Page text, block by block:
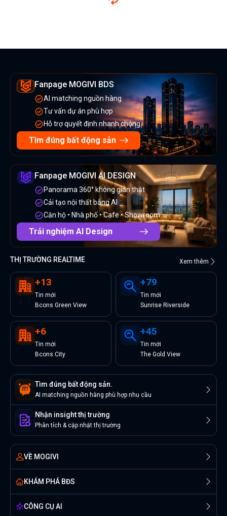
Fanpage MOGIVI BDS
AI matching nguồn hàng
Tư vấn dự án phù hợp
Hỗ trợ quyết định nhanh chóng
Tìm đúng bất động sản
Fanpage MOGIVI AI DESIGN
Panorama 360° không gian thật
Cải tạo nội thất bằng AI
Căn hộ • Nhà phố • Cafe • Showroom
Trải nghiệm AI Design
THỊ TRƯỜNG REALTIME Xem thêm
+13
Tin mới
Bcons Green View
+79
Tin mới
Sunrise Riverside
+6
Tin mới
Bcons City
+45
Tin mới
The Gold View
Tìm đúng bất động sản.
AI matching nguồn hàng phù hợp nhu cầu
Nhận insight thị trường
Phân tích & cập nhật thị trường
VỀ MOGIVI
KHÁM PHÁ BĐS
CÔNG CỤ AI